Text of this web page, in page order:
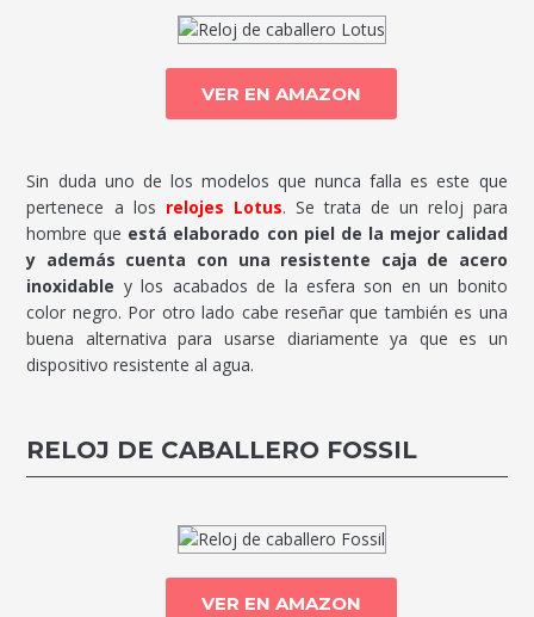
VER EN AMAZON
Sin duda uno de los modelos que nunca falla es este que
pertenece a los relojes Lotus. Se trata de un reloj para
hombre que está elaborado con piel de la mejor calidad
y además cuenta con una resistente caja de acero
inoxidable y los acabados de la esfera son en un bonito
color negro. Por otro lado cabe reseñar que también es una
buena alternativa para usarse diariamente ya que es un
dispositivo resistente al agua.
RELOJ DE CABALLERO FOSSIL
VER EN AMAZON